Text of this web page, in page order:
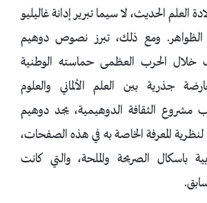
العلم الحديث، لا سيما تبرير إدانة غاليليو
الظواهر. ومع ذلك، تبرز نصوص دوهيم
خلال الحرب العظمى حماسته الوطنية
جذرية بين العلم الألماني والعلوم
مشروع الثقافة الدوهيمية، يجد دوهيم
لنظرية المعرفة الخاصة به في هذه الصفحات،
باسكال الصريحة والملحة، والتي كانت